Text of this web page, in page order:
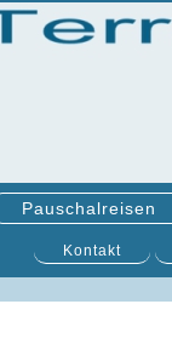
Pauschalreisen
Kontakt